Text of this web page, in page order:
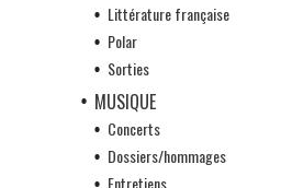
Littérature française
Polar
Sorties
MUSIQUE
Concerts
Dossiers/hommages
Entretiens